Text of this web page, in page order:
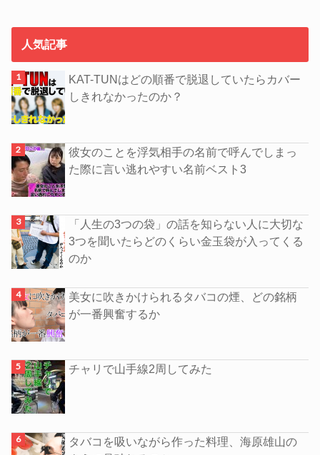
人気記事
KAT-TUNはどの順番で脱退していたらカバー
しきれなかったのか？
彼女のことを浮気相手の名前で呼んでしまっ
た際に言い逃れやすい名前ベスト3
「人生の3つの袋」の話を知らない人に大切な
3つを聞いたらどのくらい金玉袋が入ってくる
のか
美女に吹きかけられるタバコの煙、どの銘柄
が一番興奮するか
チャリで山手線2周してみた
タバコを吸いながら作った料理、海原雄山の